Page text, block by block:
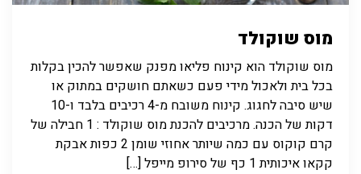
מוס שוקולד
מוס שוקולד הוא קינוח פליאו מפנק שאפשר להכין בקלות
בכל בית ולאכול מידי פעם כשאתם חושקים במתוק או
שיש סיבה לחגוג. קינוח משובח מ-4 רכיבים בלבד ו-10
דקות של הכנה. מרכיבים להכנת מוס שוקולד : 1 חבילה של
קרם קוקוס עם כמה שיותר אחוזי שומן 2 כפות אבקת
קקאו איכותית 1 כף של סירופ מייפל […]